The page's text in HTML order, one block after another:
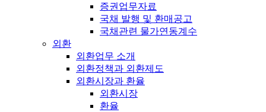
증권업무자료
국채 발행 및 환매공고
국채관련 물가연동계수
외환
외환업무 소개
외환정책과 외환제도
외환시장과 환율
외환시장
환율